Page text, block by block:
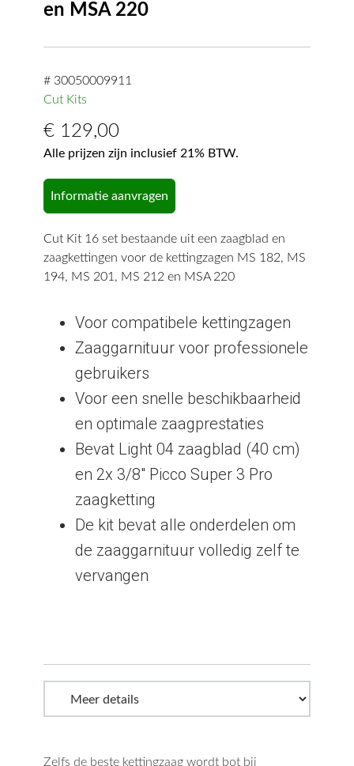
en MSA 220
# 30050009911
Cut Kits
€ 129,00
Alle prijzen zijn inclusief 21% BTW.
Informatie aanvragen
Cut Kit 16 set bestaande uit een zaagblad en
zaagkettingen voor de kettingzagen MS 182, MS
194, MS 201, MS 212 en MSA 220
Voor compatibele kettingzagen
Zaaggarnituur voor professionele
gebruikers
Voor een snelle beschikbaarheid
en optimale zaagprestaties
Bevat Light 04 zaagblad (40 cm)
en 2x 3/8" Picco Super 3 Pro
zaagketting
De kit bevat alle onderdelen om
de zaaggarnituur volledig zelf te
vervangen
Zelfs de beste kettingzaag wordt bot bij